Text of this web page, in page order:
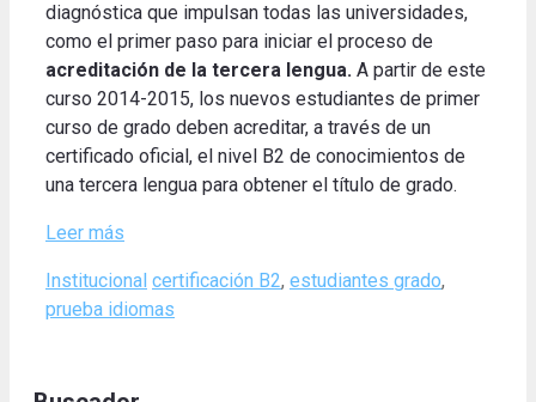
diagnóstica que impulsan todas las universidades,
como el primer paso para iniciar el proceso de
acreditación de la tercera lengua. A partir de este
curso 2014-2015, los nuevos estudiantes de primer
curso de grado deben acreditar, a través de un
certificado oficial, el nivel B2 de conocimientos de
una tercera lengua para obtener el título de grado.
Leer más
Categories
Institucional Tags
certificación B2, estudiantes grado,
prueba idiomas